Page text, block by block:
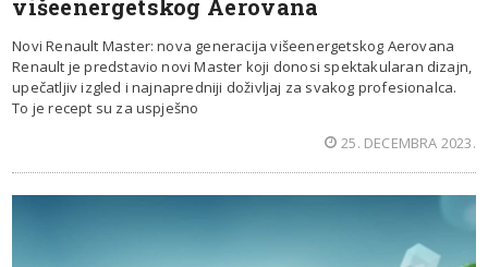
višeenergetskog Aerovana
Novi Renault Master: nova generacija višeenergetskog Aerovana
Renault je predstavio novi Master koji donosi spektakularan dizajn,
upečatljiv izgled i najnapredniji doživljaj za svakog profesionalca.
To je recept su za uspješno
25. DECEMBRA 2023.